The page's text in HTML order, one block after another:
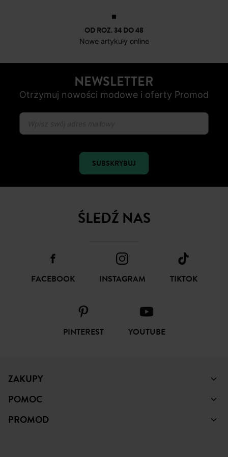
OD ROZ. 34 DO 48
Nowe artykuły online
NEWSLETTER
Otrzymuj nowości modowe i oferty Promod
SUBSKRYBUJ
ŚLEDŹ NAS
FACEBOOK INSTAGRAM TIKTOK
PINTEREST YOUTUBE
ZAKUPY
POMOC
PROMOD